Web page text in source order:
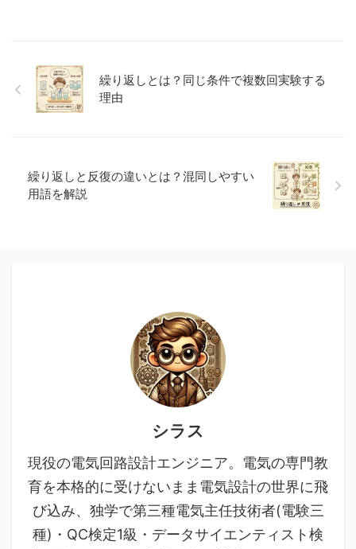
繰り返しとは？同じ条件で複数回実験する
理由
繰り返しと反復の違いとは？混同しやすい
用語を解説
シラス
現役の電気回路設計エンジニア。電気の専門教
育を本格的に受けないまま電気設計の世界に飛
び込み、独学で第三種電気主任技術者(電験三
種)・QC検定1級・データサイエンティスト検